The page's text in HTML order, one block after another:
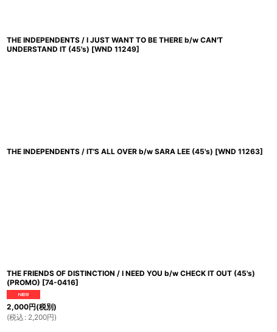
THE INDEPENDENTS / I JUST WANT TO BE THERE b/w CAN'T
UNDERSTAND IT (45's) [WND 11249]
THE INDEPENDENTS / IT'S ALL OVER b/w SARA LEE (45's) [WND 11263]
THE FRIENDS OF DISTINCTION / I NEED YOU b/w CHECK IT OUT (45's)
(PROMO) [74-0416]
2,000円(税別)
(税込 : 2,200円)